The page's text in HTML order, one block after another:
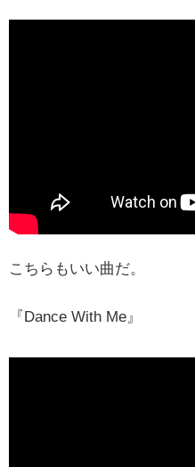
こちらもいい曲だ。
『Dance With Me』